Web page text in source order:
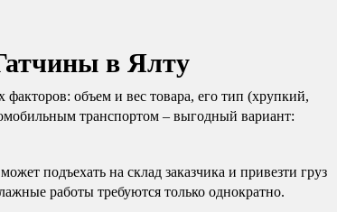
в Ялту
факторов: объем и вес товара, его тип (хрупкий,
транспортом – выгодный вариант:
подъехать на склад заказчика и привезти груз
работы требуются только однократно.